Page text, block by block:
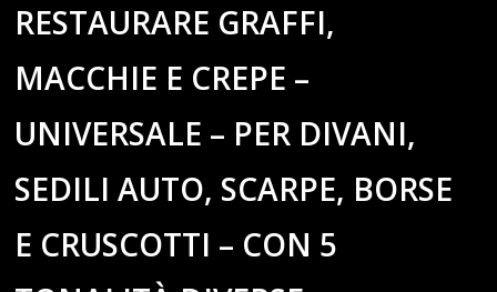
RESTAURARE GRAFFI,
MACCHIE E CREPE –
UNIVERSALE – PER DIVANI,
SEDILI AUTO, SCARPE, BORSE
E CRUSCOTTI – CON 5